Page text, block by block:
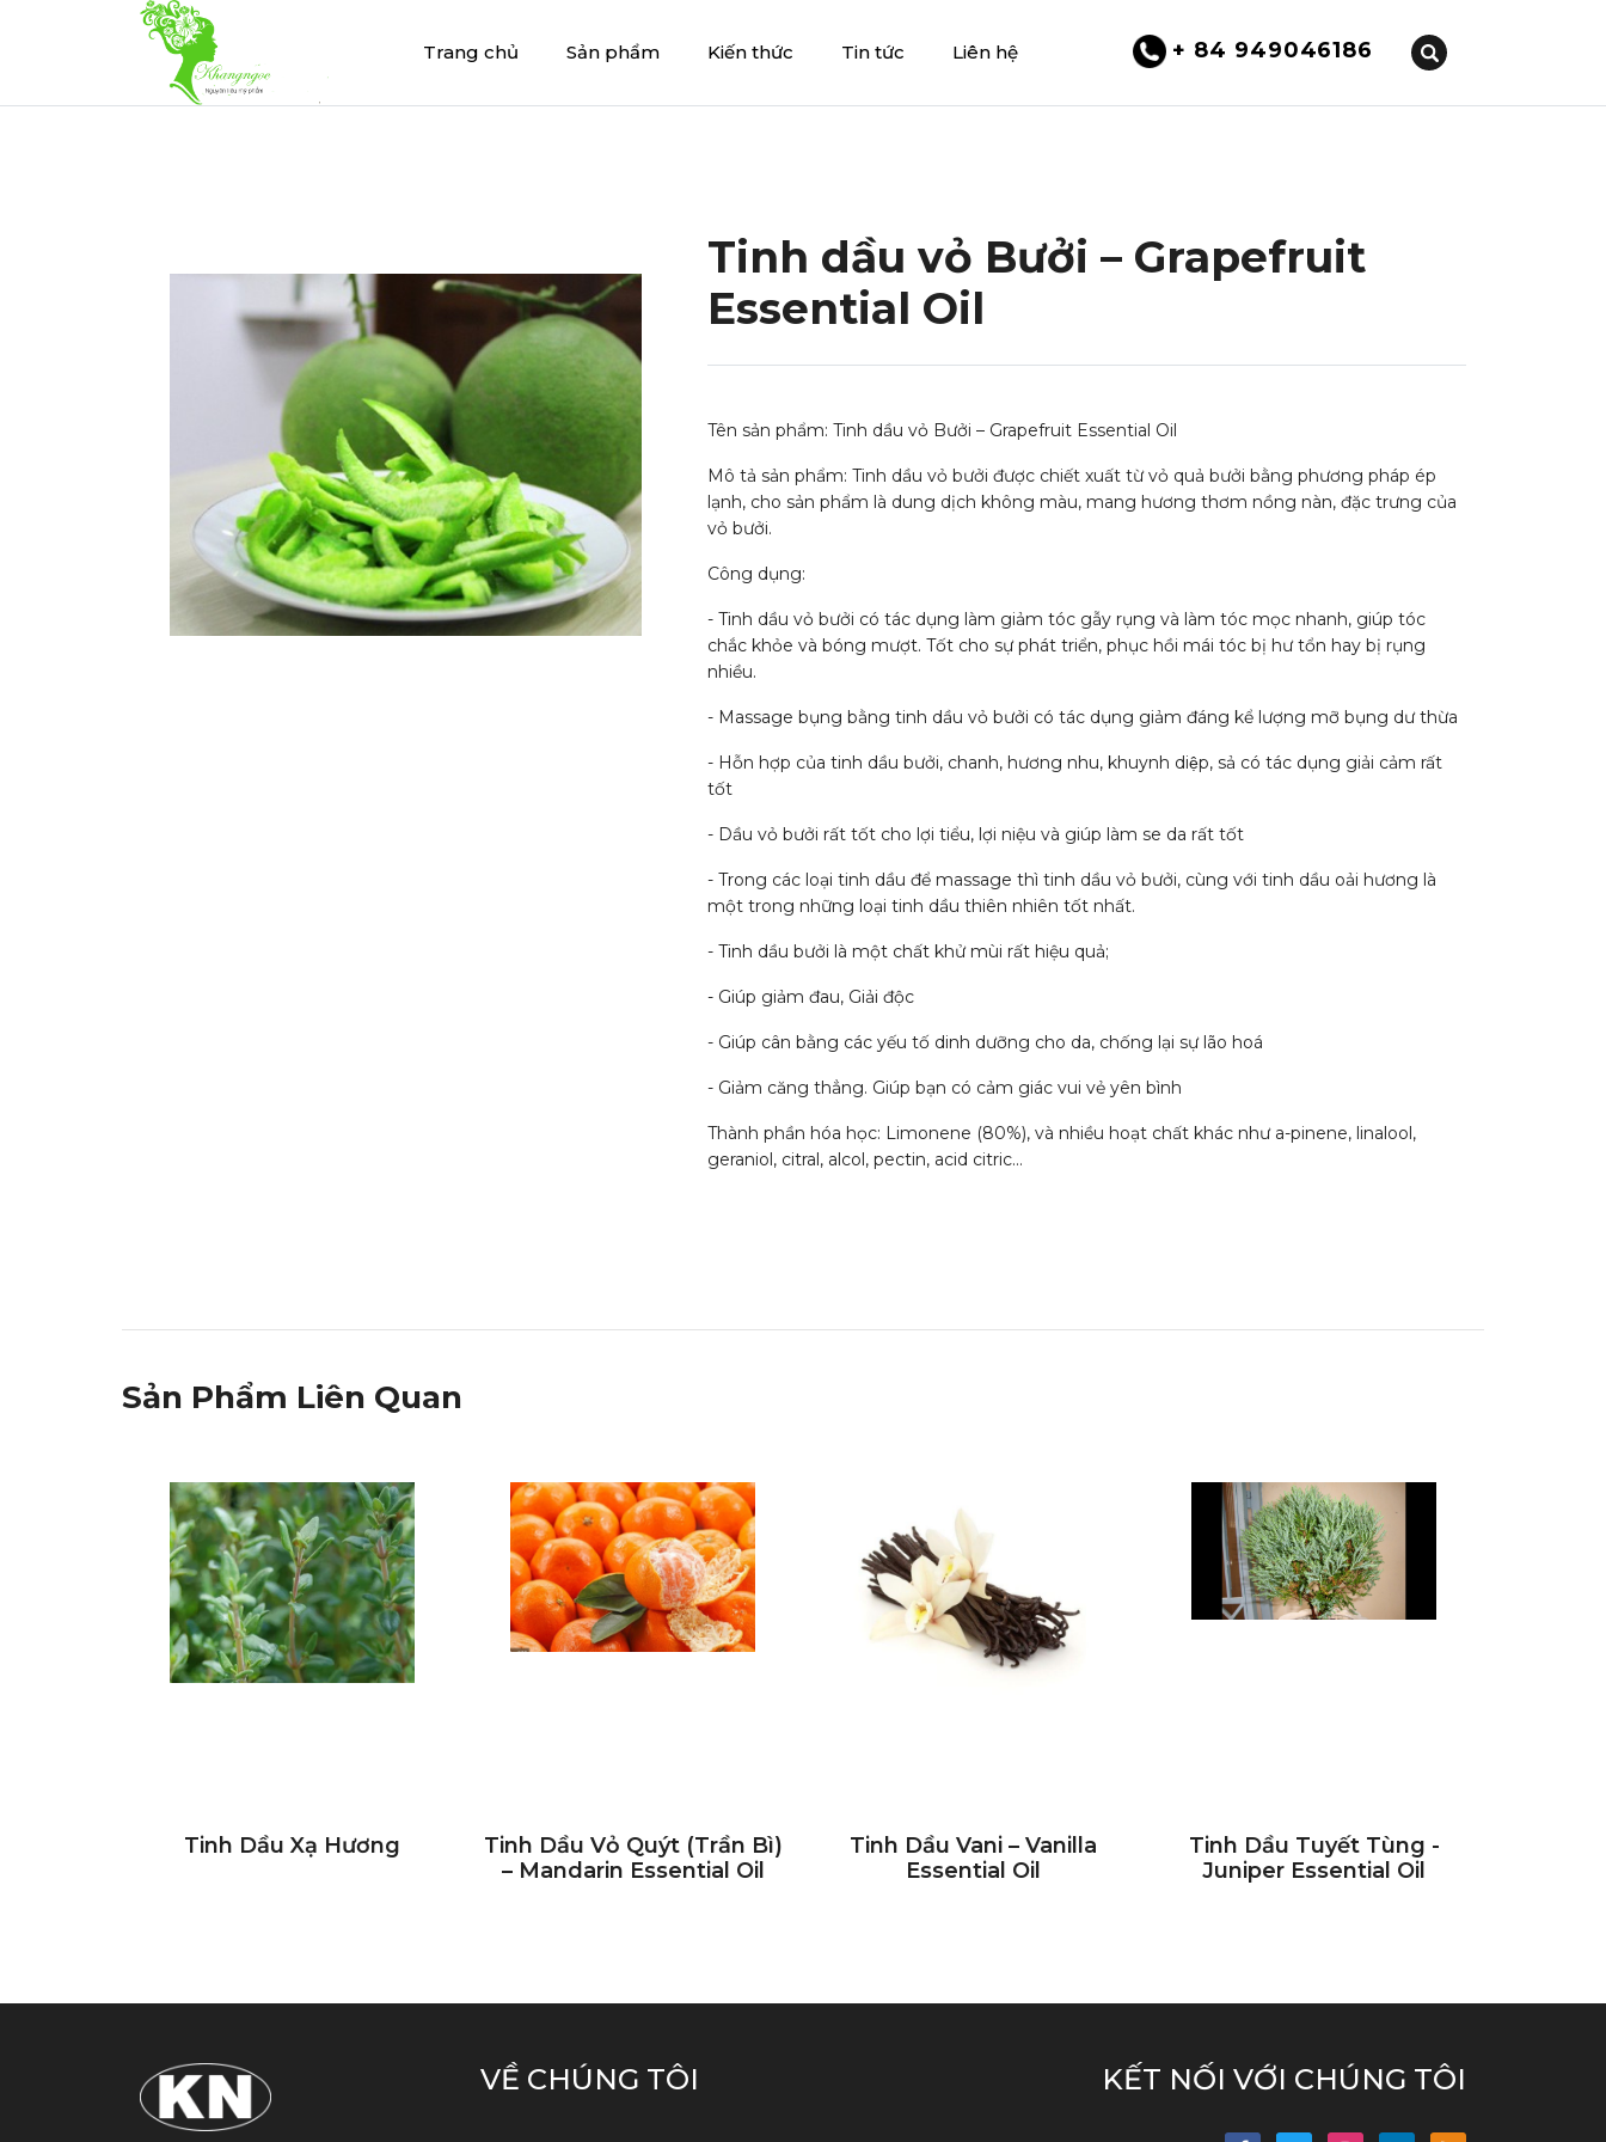
Trang chủ Sản phẩm Kiến thức Tin tức Liên hệ + 84 949046186
Tinh dầu vỏ Bưởi – Grapefruit
Essential Oil
Tên sản phẩm: Tinh dầu vỏ Bưởi – Grapefruit Essential Oil
Mô tả sản phẩm: Tinh dầu vỏ bưởi được chiết xuất từ vỏ quả bưởi bằng phương pháp ép
lạnh, cho sản phẩm là dung dịch không màu, mang hương thơm nồng nàn, đặc trưng của
vỏ bưởi.
Công dụng:
- Tinh dầu vỏ bưởi có tác dụng làm giảm tóc gẫy rụng và làm tóc mọc nhanh, giúp tóc
chắc khỏe và bóng mượt. Tốt cho sự phát triển, phục hồi mái tóc bị hư tổn hay bị rụng
nhiều.
- Massage bụng bằng tinh dầu vỏ bưởi có tác dụng giảm đáng kể lượng mỡ bụng dư thừa
- Hỗn hợp của tinh dầu bưởi, chanh, hương nhu, khuynh diệp, sả có tác dụng giải cảm rất
tốt
- Dầu vỏ bưởi rất tốt cho lợi tiểu, lợi niệu và giúp làm se da rất tốt
- Trong các loại tinh dầu để massage thì tinh dầu vỏ bưởi, cùng với tinh dầu oải hương là
một trong những loại tinh dầu thiên nhiên tốt nhất.
- Tinh dầu bưởi là một chất khử mùi rất hiệu quả;
- Giúp giảm đau, Giải độc
- Giúp cân bằng các yếu tố dinh dưỡng cho da, chống lại sự lão hoá
- Giảm căng thẳng. Giúp bạn có cảm giác vui vẻ yên bình
Thành phần hóa học: Limonene (80%), và nhiều hoạt chất khác như a-pinene, linalool,
geraniol, citral, alcol, pectin, acid citric…
Sản Phẩm Liên Quan
Tinh Dầu Xạ Hương
Tinh Dầu Vỏ Quýt (trần Bì)
– Mandarin Essential Oil
Tinh Dầu Vani – Vanilla
Essential Oil
Tinh Dầu Tuyết Tùng -
Juniper Essential Oil
VỀ CHÚNG TÔI KẾT NỐI VỚI CHÚNG TÔI